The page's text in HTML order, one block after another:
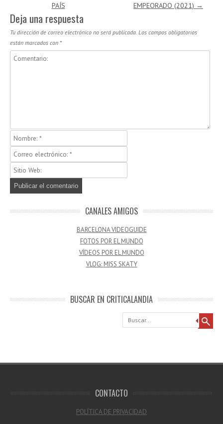
PAÍS
EMPEORADO (2021) →
Deja una respuesta
Tu dirección de correo electrónico no será publicada. Los campos obligatorios
están marcados con *
CANALES AMIGOS
BARCELONA VIDEOGUIDE
FOTOS POR EL MUNDO
VÍDEOS POR EL MUNDO
VLOG: MISS SKATY
BUSCAR EN CRITICALANDIA
Buscar
CONTACTO
POLÍTICA DE PRIVACIDAD